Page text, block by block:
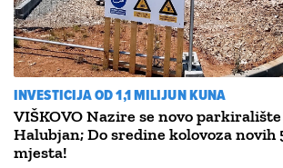
INVESTICIJA OD 1,1 MILIJUN KUNA
VIŠKOVO Nazire se novo
Halubjan; Do sredine kolovoza
mjesta!